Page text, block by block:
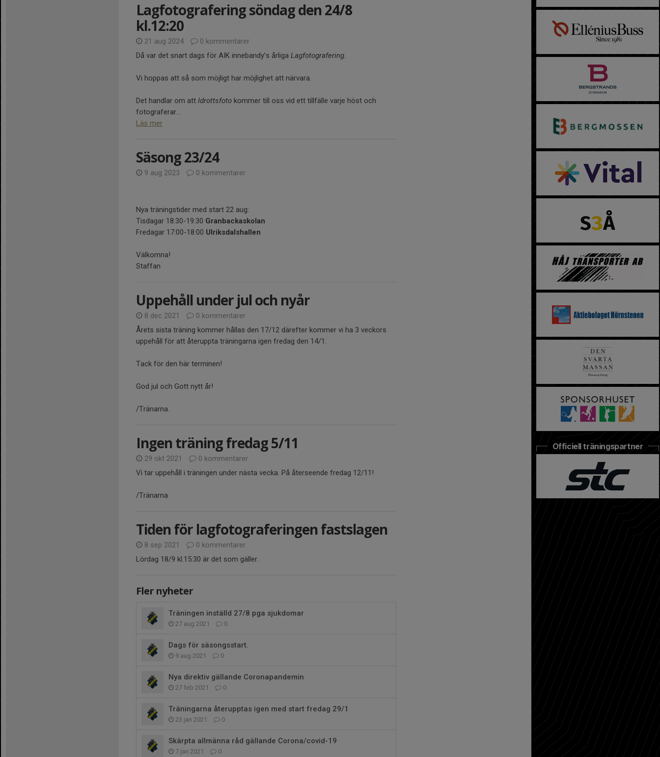
Lagfotografering söndag den 24/8
kl.12:20
21 aug 2024
0 kommentarer
Då var det snart dags för AIK innebandy’s årliga Lagfotografering.
Vi hoppas att så som möjligt har möjlighet att närvara.
Det handlar om att Idrottsfoto kommer till oss vid ett tillfälle varje höst och
fotograferar...
Läs mer
Säsong 23/24
9 aug 2023 0 kommentarer
Nya träningstider med start 22 aug:
Tisdagar 18:30-19:30 Granbackaskolan
Fredagar 17:00-18:00 Ulriksdalshallen
Välkomna!
Staffan
Uppehåll under jul och nyår
8 dec 2021
0 kommentarer
Årets sista träning kommer hållas den 17/12 därefter kommer vi ha 3 veckors
uppehåll för att återuppta träningarna igen fredag den 14/1.
Tack för den här terminen!
God jul och Gott nytt år!
/Tränarna.
Ingen träning fredag 5/11
29 okt 2021
0 kommentarer
Vi tar uppehåll i träningen under nästa vecka. På återseende fredag 12/11!
/Tränarna
Tiden för lagfotograferingen fastslagen
8 sep 2021
0 kommentarer
Lördag 18/9 kl.15:30 är det som gäller.
Fler nyheter
Träningen inställd 27/8 pga sjukdomar
27 aug 2021 0
Dags för säsongsstart.
9 aug 2021 0
Nya direktiv gällande Coronapandemin
27 feb 2021 0
Träningarna återupptas igen med start fredag 29/1
23 jan 2021 0
Skärpta allmänna råd gällande Corona/covid-19
7 jan 2021 0
Officiell träningspartner